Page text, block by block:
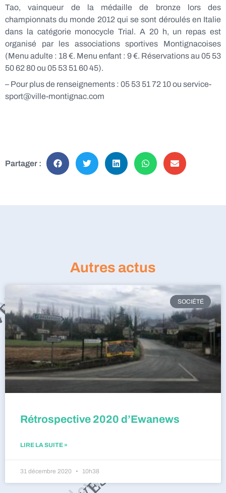
Tao, vainqueur de la médaille de bronze lors des
championnats du monde 2012 qui se sont déroulés en Italie
dans la catégorie monocycle Trial. A 20 h, un repas est
organisé par les associations sportives Montignacoises
(Menu adulte : 18 €. Menu enfant : 9 €. Réservations au 05 53
50 62 80 ou 05 53 51 60 45).
– Pour plus de renseignements : 05 53 51 72 10 ou service-
sport@ville-montignac.com
Partager :
Autres actus
SOCIÉTÉ
Rétrospective 2020 d’Ewanews
LIRE LA SUITE »
31 décembre 2020 10h38